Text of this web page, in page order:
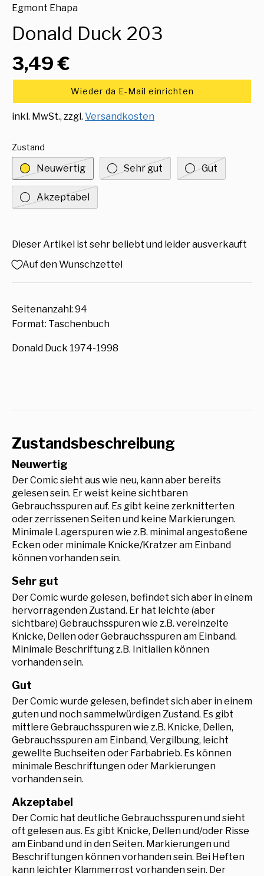
Egmont Ehapa
Donald Duck 203
3,49 €
Wieder da E-Mail einrichten
inkl. MwSt., zzgl. Versandkosten
Zustand
Neuwertig Sehr gut Gut
Akzeptabel
Dieser Artikel ist sehr beliebt und leider ausverkauft
Auf den Wunschzettel
Seitenanzahl: 94
Format: Taschenbuch
Donald Duck 1974-1998
Zustandsbeschreibung
Neuwertig
Der Comic sieht aus wie neu, kann aber bereits
gelesen sein. Er weist keine sichtbaren
Gebrauchsspuren auf. Es gibt keine zerknitterten
oder zerrissenen Seiten und keine Markierungen.
Minimale Lagerspuren wie z.B. minimal angestoßene
Ecken oder minimale Knicke/Kratzer am Einband
können vorhanden sein.
Sehr gut
Der Comic wurde gelesen, befindet sich aber in einem
hervorragenden Zustand. Er hat leichte (aber
sichtbare) Gebrauchsspuren wie z.B. vereinzelte
Knicke, Dellen oder Gebrauchsspuren am Einband.
Minimale Beschriftung z.B. Initialien können
vorhanden sein.
Gut
Der Comic wurde gelesen, befindet sich aber in einem
guten und noch sammelwürdigen Zustand. Es gibt
mittlere Gebrauchsspuren wie z.B. Knicke, Dellen,
Gebrauchsspuren am Einband, Vergilbung, leicht
gewellte Buchseiten oder Farbabrieb. Es können
minimale Beschriftungen oder Markierungen
vorhanden sein.
Akzeptabel
Der Comic hat deutliche Gebrauchsspuren und sieht
oft gelesen aus. Es gibt Knicke, Dellen und/oder Risse
am Einband und in den Seiten. Markierungen und
Beschriftungen können vorhanden sein. Bei Heften
kann leichter Klammerrost vorhanden sein. Der